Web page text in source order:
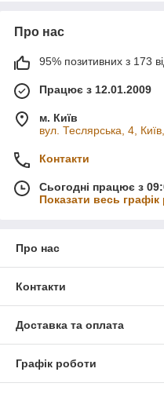
Ресторани, кафе,
Послуги краси,
Реклама медичних
Поліграфія для
Вкладення до посилок
Інформаційні
Агітаційні матеріали
Меню, прайс-листи,
Про нас
95% позитивних з 173
Працює з 12.01.2009
м. Київ
вул. Теслярська, 4,
Контакти
Сьогодні працює з
Показати весь графік
Про нас
Контакти
Доставка та оплата
Графік роботи